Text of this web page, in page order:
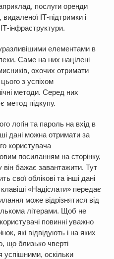
послуги оренди
ІТ-підтримки і
інфраструктури.
елементами в
Саме на них націлені
охочих отримати
з успіхом
методи. Серед них
метод підкупу.
логін та пароль на вхід в
дані можна отримати за
користувача
посиланням на сторінку,
він бажає завантажити. Тут
свої облікові та інші дані
«Надіслати» передає
може відрізнятися від
літерами. Щоб не
повинні уважно
які відвідують і на яких
що близько чверті
оскільки